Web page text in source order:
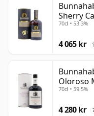
Sherry
gammal
70cl • 53.3%
4 065 kr
Oloroso
gammal
70cl • 59.5%
4 280 kr